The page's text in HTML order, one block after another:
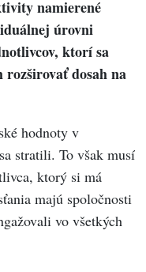
namierené
úrovni
ktorí sa
rozširovať dosah na
hodnoty v
stratili. To však musí
ktorý si má
majú spoločnosti
vo všetkých